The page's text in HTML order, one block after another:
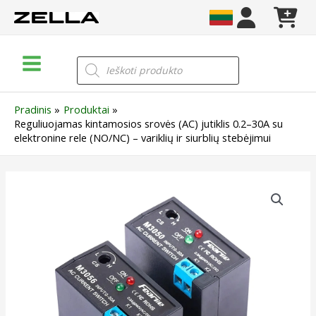
prie
Menu
Products
search
Pradinis
Produktai
Reguliuojamas kintamosios srovės (AC) jutiklis 0.2–30A su
elektronine rele (NO/NC) – variklių ir siurblių stebėjimui